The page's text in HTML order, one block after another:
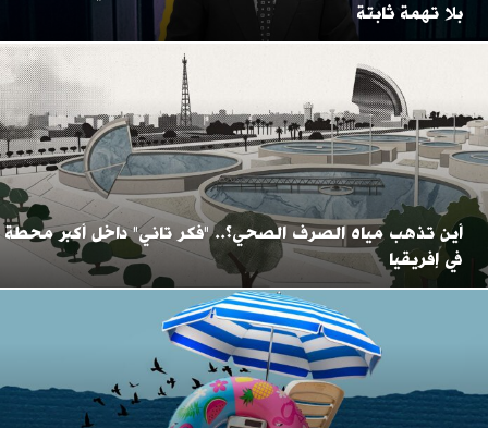
بلا تهمة ثابتة
أين تذهب مياه الصرف الصحي؟.. "فكر تاني" داخل أكبر محطة
في إفريقيا